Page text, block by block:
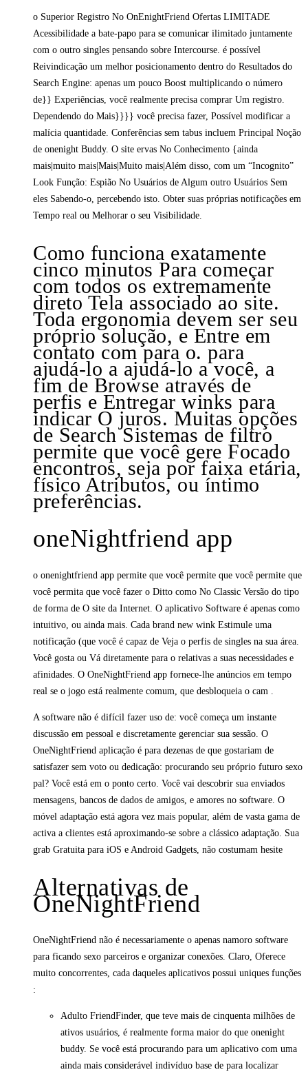
o Superior Registro No OnEnightFriend Ofertas LIMITADE
Acessibilidade a bate-papo para se comunicar ilimitado juntamente
com o outro singles pensando sobre Intercourse. é possível
Reivindicação um melhor posicionamento dentro do Resultados do
Search Engine: apenas um pouco Boost multiplicando o número
de}} Experiências, você realmente precisa comprar Um registro.
Dependendo do Mais}}}} você precisa fazer, Possível modificar a
malícia quantidade. Conferências sem tabus incluem Principal Noção
de onenight Buddy. O site ervas No Conhecimento {ainda
mais|muito mais|Mais|Muito mais|Além disso, com um “Incognito”
Look Função: Espião No Usuários de Algum outro Usuários Sem
eles Sabendo-o, percebendo isto. Obter suas próprias notificações em
Tempo real ou Melhorar o seu Visibilidade.
Como funciona exatamente
cinco minutos Para começar
com todos os extremamente
direto Tela associado ao site.
Toda ergonomia devem ser seu
próprio solução, e Entre em
contato com para o. para
ajudá-lo a ajudá-lo a você, a
fim de Browse através de
perfis e Entregar winks para
indicar O juros. Muitas opções
de Search Sistemas de filtro
permite que você gere Focado
encontros, seja por faixa etária,
físico Atributos, ou íntimo
preferências.
oneNightfriend app
o onenightfriend app permite que você permite que você permite que
você permita que você fazer o Ditto como No Classic Versão do tipo
de forma de O site da Internet. O aplicativo Software é apenas como
intuitivo, ou ainda mais. Cada brand new wink Estimule uma
notificação (que você é capaz de Veja o perfis de singles na sua área.
Você gosta ou Vá diretamente para o relativas a suas necessidades e
afinidades. O OneNightFriend app fornece-lhe anúncios em tempo
real se o jogo está realmente comum, que desbloqueia o cam .
A software não é difícil fazer uso de: você começa um instante
discussão em pessoal e discretamente gerenciar sua sessão. O
OneNightFriend aplicação é para dezenas de que gostariam de
satisfazer sem voto ou dedicação: procurando seu próprio futuro sexo
pal? Você está em o ponto certo. Você vai descobrir sua enviados
mensagens, bancos de dados de amigos, e amores no software. O
móvel adaptação está agora vez mais popular, além de vasta gama de
activa a clientes está aproximando-se sobre a clássico adaptação. Sua
grab Gratuita para iOS e Android Gadgets, não costumam hesite
Alternativas de
OneNightFriend
OneNightFriend não é necessariamente o apenas namoro software
para ficando sexo parceiros e organizar conexões. Claro, Oferece
muito concorrentes, cada daqueles aplicativos possui uniques funções
:
Adulto FriendFinder, que teve mais de cinquenta milhões de
ativos usuários, é realmente forma maior do que onenight
buddy. Se você está procurando para um aplicativo com uma
ainda mais considerável indivíduo base de para localizar